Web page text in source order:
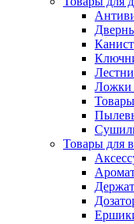
Ложки
Товары для